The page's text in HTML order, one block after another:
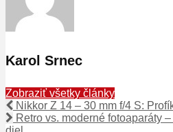
Karol Srnec
Zobraziť všetky články
Nikkor Z 14 – 30 mm f/4 S:
Retro vs. moderné fotoaparáty